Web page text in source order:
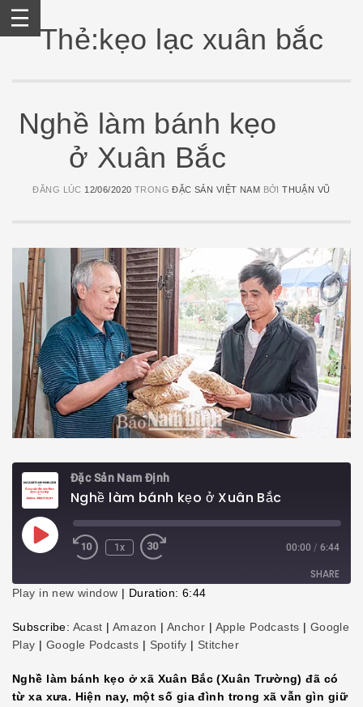
Skip
Thẻ:kẹo lạc xuân bắc
Nghề làm bánh kẹo
ở Xuân Bắc
ĐĂNG LÚC 12/06/2020 TRONGĐẶC SẢN VIỆT NAM BỞITHUẬN VŨ
Đặc Sản Nam Định
Nghề làm bánh kẹo ở Xuân Bắc
Play
Episode
1x 00:00 / 6:44
SHARE
LINK
EMBED
Play in new window | Duration: 6:44
Subscribe: Acast | Amazon | Anchor | Apple Podcasts | Google
Play | Google Podcasts | Spotify | Stitcher
Nghề làm bánh kẹo ở xã Xuân Bắc (Xuân Trường) đã có
từ xa xưa. Hiện nay, một số gia đình trong xã vẫn gìn giữ